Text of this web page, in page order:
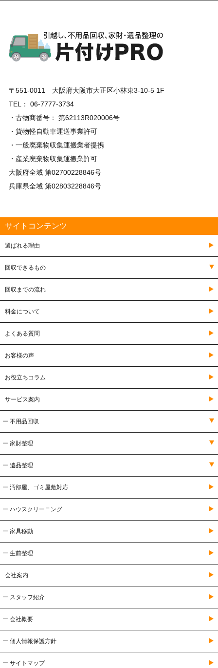
〒551-0011 大阪府大阪市大正区小林東3-10-5 1F
TEL： 06-7777-3734
・古物商番号： 第62113R020006号
・貨物軽自動車運送事業許可
・一般廃棄物収集運搬業者提携
・産業廃棄物収集運搬業許可
大阪府全域 第02700228846号
兵庫県全域 第02803228846号
サイトコンテンツ
選ばれる理由
回収できるもの
回収までの流れ
料金について
よくある質問
お客様の声
お役立ちコラム
サービス案内
ー 不用品回収
ー 家財整理
ー 遺品整理
ー 汚部屋、ゴミ屋敷対応
ー ハウスクリーニング
ー 家具移動
ー 生前整理
会社案内
ー スタッフ紹介
ー 会社概要
ー 個人情報保護方針
ー サイトマップ